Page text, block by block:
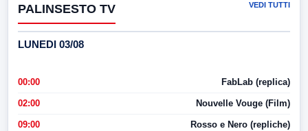
PALINSESTO TV VEDI TUTTI
LUNEDI 03/08
00:00 FabLab (replica)
02:00 Nouvelle Vouge (Film)
09:00 Rosso e Nero (repliche)